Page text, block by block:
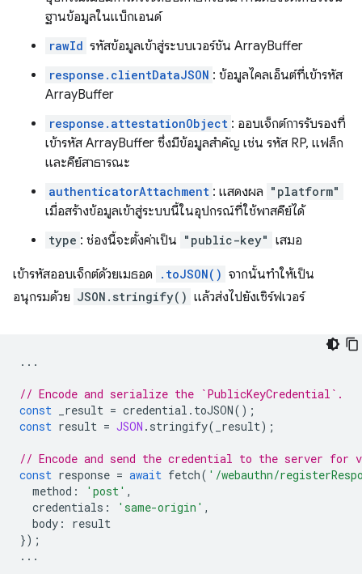
ฐานข้อมูลในแบ็กเอนด์
rawId รหัสข้อมูลเข้าสู่ระบบเวอร์ชัน ArrayBuffer
response.clientDataJSON : ข้อมูลไคลเอ็นต์ที่เข้ารหัส
ArrayBuffer
response.attestationObject : ออบเจ็กต์การรับรองที่
เข้ารหัส ArrayBuffer ซึ่งมีข้อมูลสำคัญ เช่น รหัส RP, แฟล็ก
และคีย์สาธารณะ
authenticatorAttachment : แสดงผล "platform"
เมื่อสร้างข้อมูลเข้าสู่ระบบนี้ในอุปกรณ์ที่ใช้พาสคีย์ได้
type : ช่องนี้จะตั้งค่าเป็น "public-key" เสมอ
เข้ารหัสออบเจ็กต์ด้วยเมธอด .toJSON() จากนั้นทำให้เป็น
อนุกรมด้วย JSON.stringify() แล้วส่งไปยังเซิร์ฟเวอร์
...
// Encode and serialize the `PublicKeyCredential`.
const
_result = credential . toJSON();
const result = JSON . stringify( _result);
// Encode and send the credential to the server
const response = await fetch( '/webauthn/
method : 'post' ,
credentials : 'same-origin' ,
body :
result
});
...